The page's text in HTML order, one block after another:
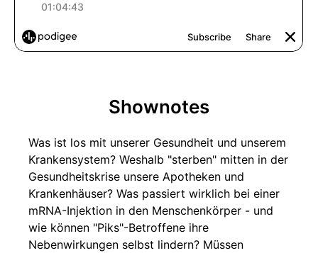
Shownotes
Was ist los mit unserer Gesundheit und unserem
Krankensystem? Weshalb "sterben" mitten in der
Gesundheitskrise unsere Apotheken und
Krankenhäuser? Was passiert wirklich bei einer
mRNA-Injektion in den Menschenkörper - und
wie können "Piks"-Betroffene ihre
Nebenwirkungen selbst lindern? Müssen